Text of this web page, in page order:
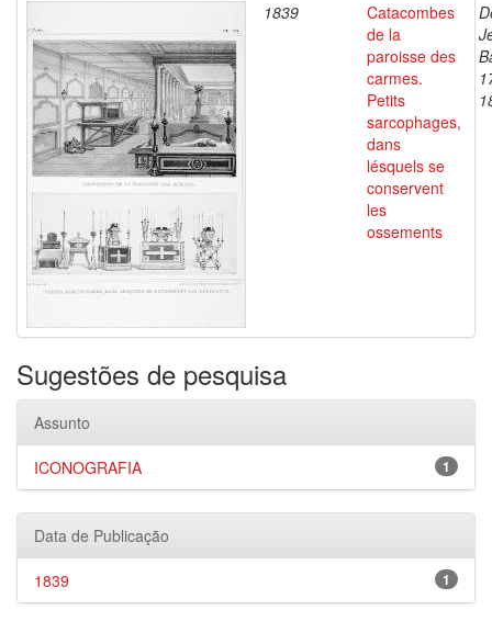
1839
Catacombes
de la
paroisse des
carmes.
Petits
sarcophages,
dans
lésquels se
conservent
les
ossements
Sugestões de pesquisa
Assunto
1
ICONOGRAFIA
Data de Publicação
1
1839